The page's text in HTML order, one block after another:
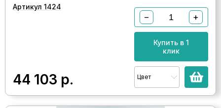
Артикул 1424
44 103 р.
− +
Купить в 1
клик
Цвет